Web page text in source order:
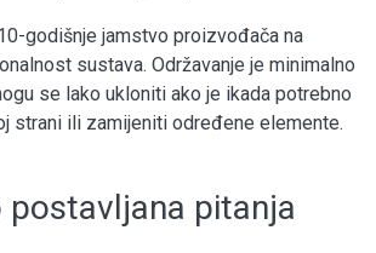
godišnje jamstvo proizvođača na
sustava. Održavanje je minimalno
se lako ukloniti ako je ikada potrebno
strani ili zamijeniti određene elemente.
postavljana pitanja